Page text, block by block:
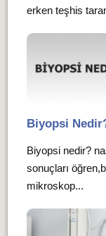
erken teşhis
Biyopsi
Biyopsi nedir?
sonuçları
mikroskop...